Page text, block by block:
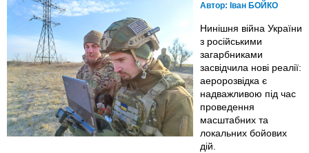
Автор: Іван БОЙКО
Нинішня війна України
з російськими
загарбниками
засвідчила нові реалії:
аеророзвідка є
надважливою під час
проведення
масштабних та
локальних бойових
дій.